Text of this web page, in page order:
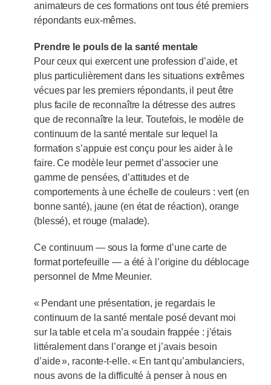
animateurs de ces formations ont tous été premiers
répondants eux-mêmes.
Prendre le pouls de la santé mentale
Pour ceux qui exercent une profession d’aide, et
plus particulièrement dans les situations extrêmes
vécues par les premiers répondants, il peut être
plus facile de reconnaître la détresse des autres
que de reconnaître la leur. Toutefois, le modèle de
continuum de la santé mentale sur lequel la
formation s’appuie est conçu pour les aider à le
faire. Ce modèle leur permet d’associer une
gamme de pensées, d’attitudes et de
comportements à une échelle de couleurs : vert (en
bonne santé), jaune (en état de réaction), orange
(blessé), et rouge (malade).
Ce continuum — sous la forme d’une carte de
format portefeuille — a été à l’origine du déblocage
personnel de Mme Meunier.
« Pendant une présentation, je regardais le
continuum de la santé mentale posé devant moi
sur la table et cela m’a soudain frappée : j’étais
littéralement dans l’orange et j’avais besoin
d’aide », raconte-t-elle. « En tant qu’ambulanciers,
nous avons de la difficulté à penser à nous en